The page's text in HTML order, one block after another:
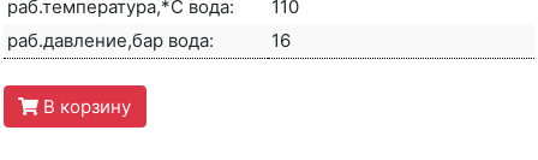
раб.температура,*С вода:
110
раб.давление,бар вода:
16
В корзину